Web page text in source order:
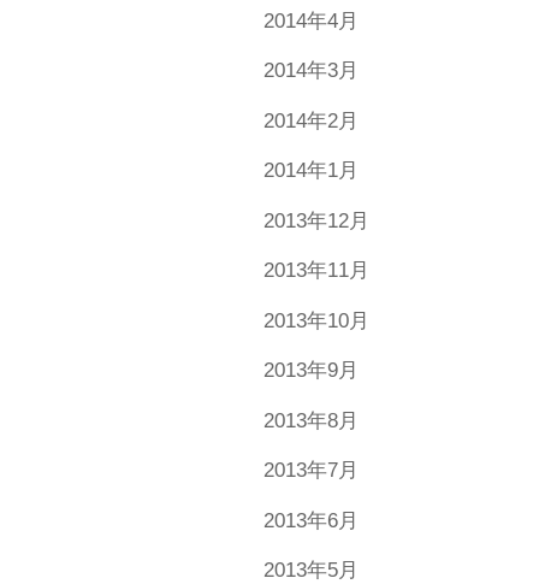
2014年4月
2014年3月
2014年2月
2014年1月
2013年12月
2013年11月
2013年10月
2013年9月
2013年8月
2013年7月
2013年6月
2013年5月